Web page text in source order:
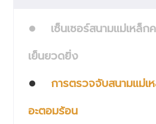
เซ็นเซอร์สนามแม่เหล็
เย็นยวดยิ่ง
การตรวจจับสนามแม่
อะตอมร้อน